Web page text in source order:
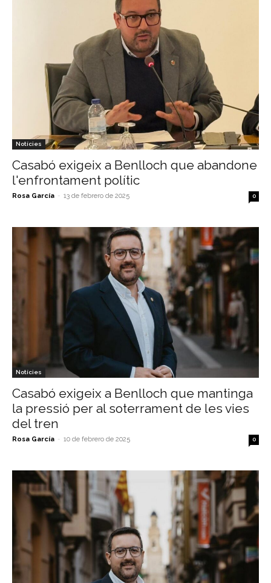
Notícies
Casabó exigeix a Benlloch que abandone
l'enfrontament polític
Rosa García - 13 de febrero de 2025 0
Notícies
Casabó exigeix a Benlloch que mantinga
la pressió per al soterrament de les vies
del tren
Rosa García - 10 de febrero de 2025 0